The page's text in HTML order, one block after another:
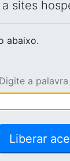
sites
abaixo.
Digite a